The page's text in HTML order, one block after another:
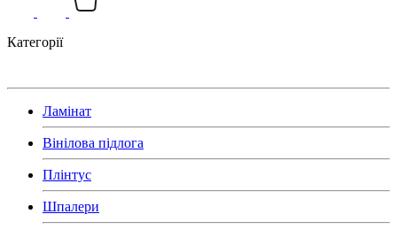
Категорії
Ламінат
Вінілова підлога
Плінтус
Шпалери